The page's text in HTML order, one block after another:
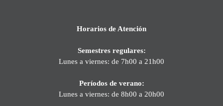
Horarios de Atención
Semestres regulares:
Lunes a viernes: de 7h00 a 21h00
Períodos de verano:
Lunes a viernes: de 8h00 a 20h00